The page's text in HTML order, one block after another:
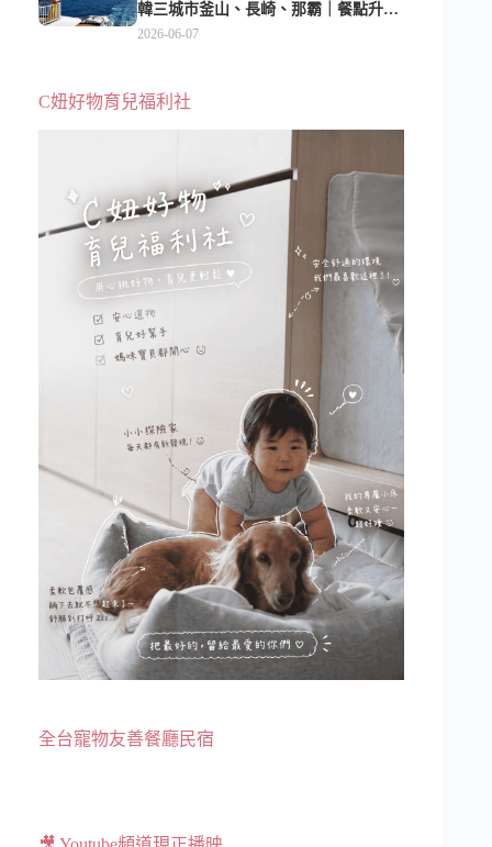
韓三城市釜山、長崎、那霸｜餐點升
級、表演更新、船上慶生超難忘
2026-06-07
C妞好物育兒福利社
全台寵物友善餐廳民宿